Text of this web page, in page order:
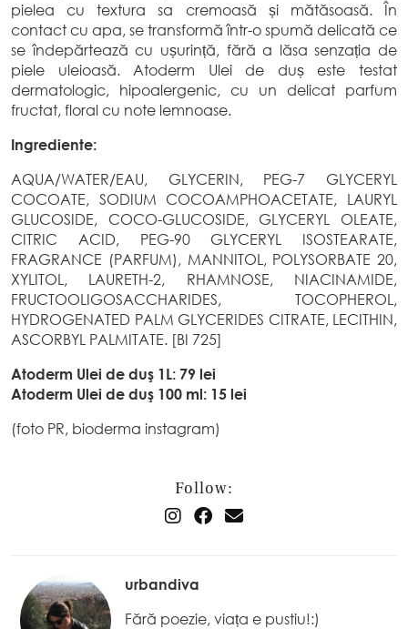
pielea cu textura sa cremoasă și mătăsoasă. În
contact cu apa, se transformă într-o spumă delicată ce
se îndepărtează cu ușurință, fără a lăsa senzația de
piele uleioasă. Atoderm Ulei de duș este testat
dermatologic, hipoalergenic, cu un delicat parfum
fructat, floral cu note lemnoase.
Ingrediente:
AQUA/WATER/EAU, GLYCERIN, PEG-7 GLYCERYL
COCOATE, SODIUM COCOAMPHOACETATE, LAURYL
GLUCOSIDE, COCO-GLUCOSIDE, GLYCERYL OLEATE,
CITRIC ACID, PEG-90 GLYCERYL ISOSTEARATE,
FRAGRANCE (PARFUM), MANNITOL, POLYSORBATE 20,
XYLITOL, LAURETH-2, RHAMNOSE, NIACINAMIDE,
FRUCTOOLIGOSACCHARIDES, TOCOPHEROL,
HYDROGENATED PALM GLYCERIDES CITRATE, LECITHIN,
ASCORBYL PALMITATE. [BI 725]
Atoderm Ulei de duş 1L: 79 lei
Atoderm Ulei de duş 100 ml: 15 lei
(foto PR, bioderma instagram)
Follow:
urbandiva
Fără poezie, viața e pustiu!:)